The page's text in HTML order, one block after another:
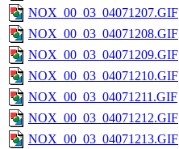
NOX_00_03_04071207.GIF
NOX_00_03_04071208.GIF
NOX_00_03_04071209.GIF
NOX_00_03_04071210.GIF
NOX_00_03_04071211.GIF
NOX_00_03_04071212.GIF
NOX_00_03_04071213.GIF